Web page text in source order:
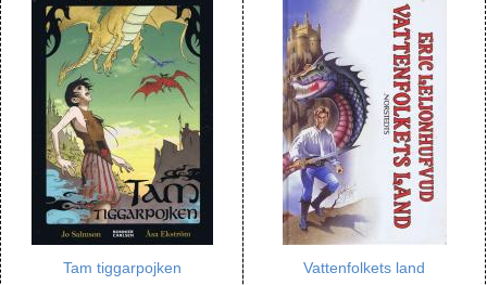
Tam tiggarpojken Vattenfolkets land